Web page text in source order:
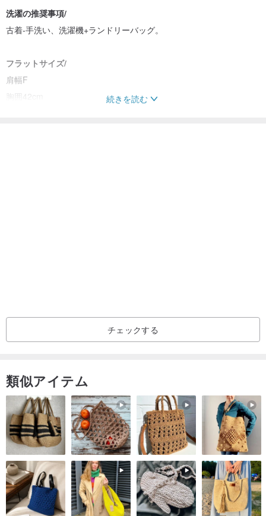
洗濯の推奨事項/
古着-手洗い、洗濯機+ランドリーバッグ。
フラットサイズ/
肩幅F
より返品・交換はお受けできません。
◆デザインミュージアムの売上高が請求書発行基準を満たしていな
◆このデザインミュージアムの一部の国では、国際送料が設定され
ていません。購入をご希望の場合は、個人でお問い合わせくださ
い。
◆ヴィンテージ感を損なうことなく仕分けされていますので、ご安
心ください。
続きを読む
チェックする
類似アイテム